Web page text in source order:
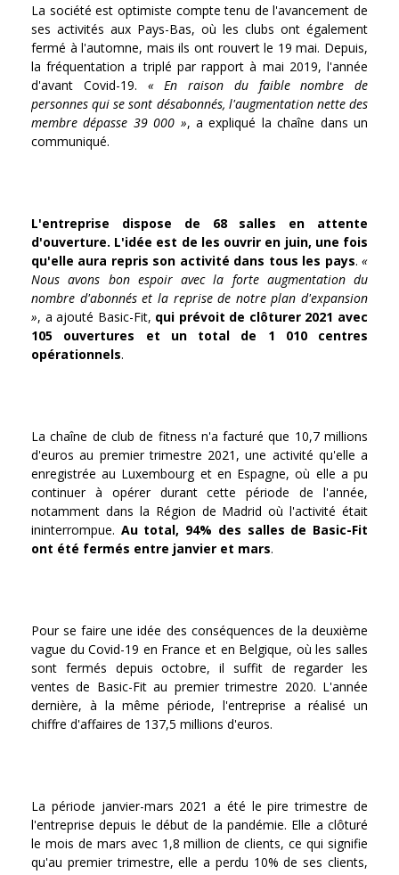
La société est optimiste compte tenu de l'avancement de
ses activités aux Pays-Bas, où les clubs ont également
fermé à l'automne, mais ils ont rouvert le 19 mai. Depuis,
la fréquentation a triplé par rapport à mai 2019, l'année
d'avant Covid-19. « En raison du faible nombre de
personnes qui se sont désabonnés, l'augmentation nette des
membre dépasse 39 000 », a expliqué la chaîne dans un
communiqué.
L'entreprise dispose de 68 salles en attente
d'ouverture. L'idée est de les ouvrir en juin, une fois
qu'elle aura repris son activité dans tous les pays. «
Nous avons bon espoir avec la forte augmentation du
nombre d'abonnés et la reprise de notre plan d'expansion
», a ajouté Basic-Fit, qui prévoit de clôturer 2021 avec
105 ouvertures et un total de 1 010 centres
opérationnels.
La chaîne de club de fitness n'a facturé que 10,7 millions
d'euros au premier trimestre 2021, une activité qu'elle a
enregistrée au Luxembourg et en Espagne, où elle a pu
continuer à opérer durant cette période de l'année,
notamment dans la Région de Madrid où l'activité était
ininterrompue. Au total, 94% des salles de Basic-Fit
ont été fermés entre janvier et mars.
Pour se faire une idée des conséquences de la deuxième
vague du Covid-19 en France et en Belgique, où les salles
sont fermés depuis octobre, il suffit de regarder les
ventes de Basic-Fit au premier trimestre 2020. L'année
dernière, à la même période, l'entreprise a réalisé un
chiffre d'affaires de 137,5 millions d'euros.
La période janvier-mars 2021 a été le pire trimestre de
l'entreprise depuis le début de la pandémie. Elle a clôturé
le mois de mars avec 1,8 million de clients, ce qui signifie
qu'au premier trimestre, elle a perdu 10% de ses clients,